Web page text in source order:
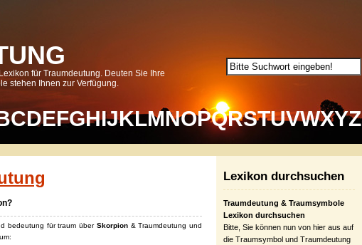
für Traumdeutung. Deuten Sie Ihre
stehen Ihnen zur Verfügung.
CDEFGHIJKLMNOPQRSTUVWXYZ
bedeutung für traum über Skorpion& Traumdeutung und
Lexikon durchsuchen
Traumdeutung & Traumsymbole
Lexikon durchsuchen
Bitte, Sie können nun von hier aus auf
die Traumsymbol und Traumdeutung